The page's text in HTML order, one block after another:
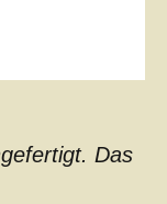
Das